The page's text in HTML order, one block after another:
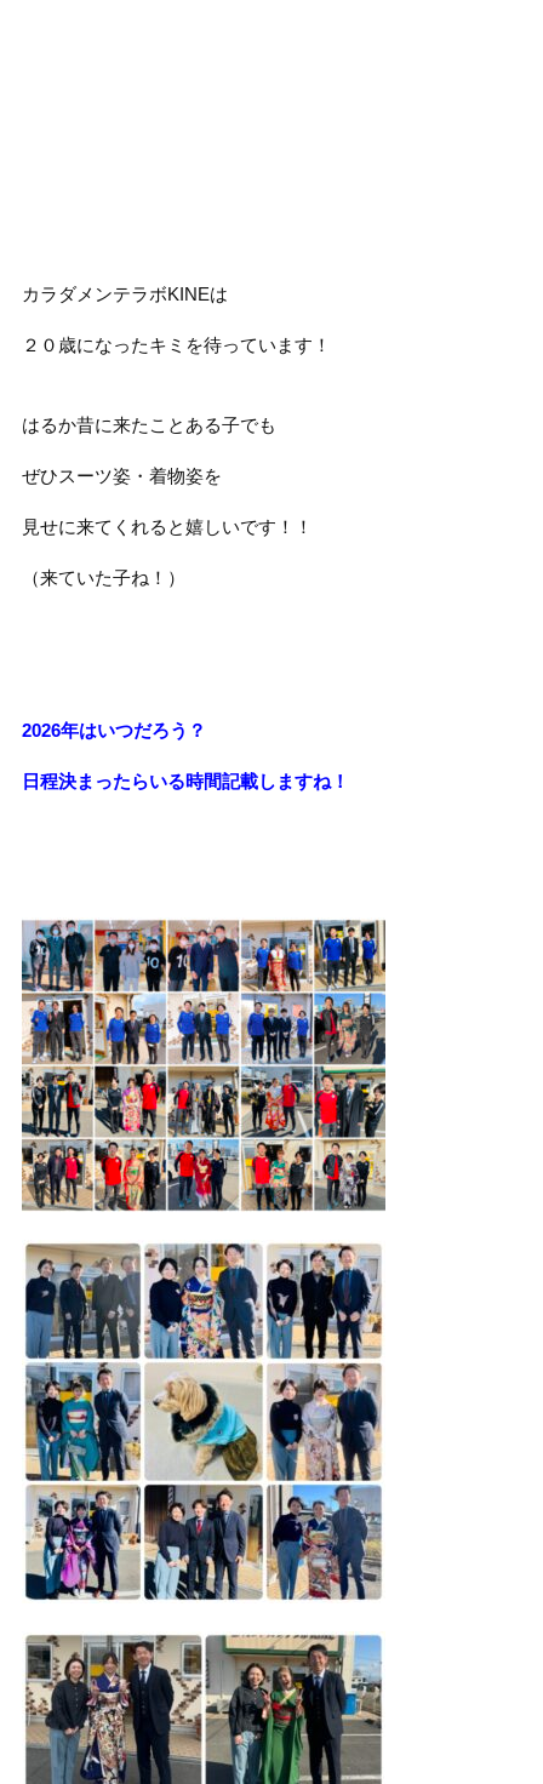
カラダメンテラボKINEは
２０歳になったキミを待っています！
はるか昔に来たことある子でも
ぜひスーツ姿・着物姿を
見せに来てくれると嬉しいです！！
（来ていた子ね！）
2026年はいつだろう？
日程決まったらいる時間記載しますね！